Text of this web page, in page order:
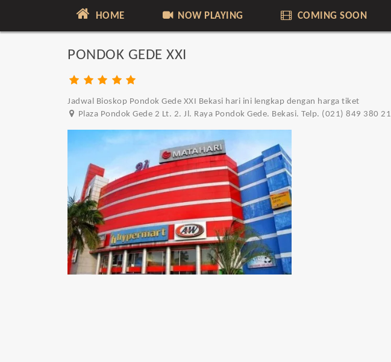
HOME NOW PLAYING COMING SOON
PONDOK GEDE XXI
Jadwal Bioskop Pondok Gede XXI Bekasi hari ini lengkap dengan harga tiket
Plaza Pondok Gede 2 Lt. 2. Jl. Raya Pondok Gede. Bekasi. Telp. (021) 849 380 21